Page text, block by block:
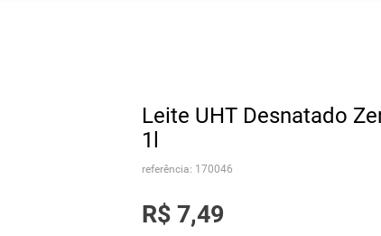
Leite UHT Desnatado
1l
referência: 170046
R$ 7,49